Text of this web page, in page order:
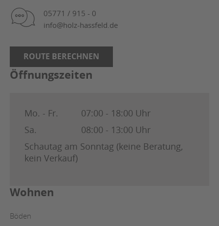
05771 / 915 - 0
info@holz-hassfeld.de
ROUTE BERECHNEN
Öffnungszeiten
Mo. - Fr.
07:00 - 18:00 Uhr
Sa.
08:00 - 13:00 Uhr
Schautag am Sonntag (keine Beratung,
kein Verkauf)
Wohnen
Böden